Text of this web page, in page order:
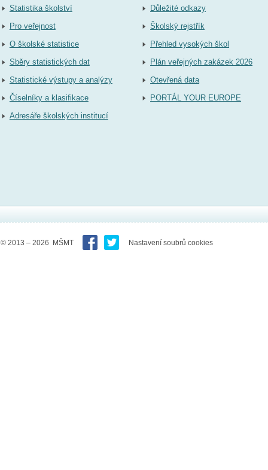
Statistika školství
Pro veřejnost
O školské statistice
Sběry statistických dat
Statistické výstupy a analýzy
Číselníky a klasifikace
Adresáře školských institucí
Důležité odkazy
Školský rejstřík
Přehled vysokých škol
Plán veřejných zakázek 2026
Otevřená data
PORTÁL YOUR EUROPE
© 2013 – 2026 MŠMT Nastavení soubrů cookies